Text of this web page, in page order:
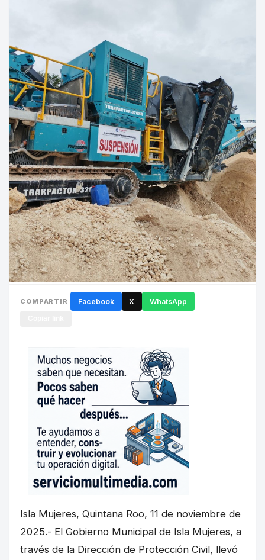
COMPARTIR Facebook X WhatsApp
Isla Mujeres, Quintana Roo, 11 de noviembre de
2025.- El Gobierno Municipal de Isla Mujeres, a
través de la Dirección de Protección Civil, llevó